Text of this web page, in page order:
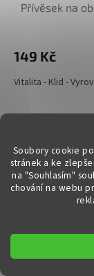
Soubory cookie
stránek a ke
na "Souhlasím"
chování na webu
Přívěsek na
149 Kč
Vitalita - Klid -